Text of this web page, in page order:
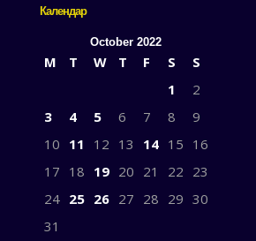
Календар
October 2022
M T W T F S
S
1
2
3
4 5 6 7 8
9
10 11 12 13 14 15 16
17 18 19 20 21 22 23
24 25 26 27 28 29 30
31